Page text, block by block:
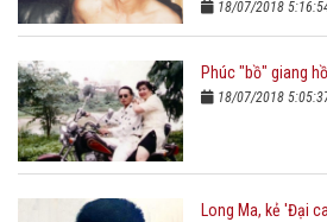
18/07/2018
Phúc "bồ" giang
18/07/2018
Long Ma, kẻ 'Đại